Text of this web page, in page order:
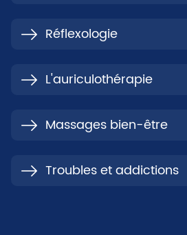
Réflexologie
L'auriculothérapie
Massages bien-être
Troubles et addictions